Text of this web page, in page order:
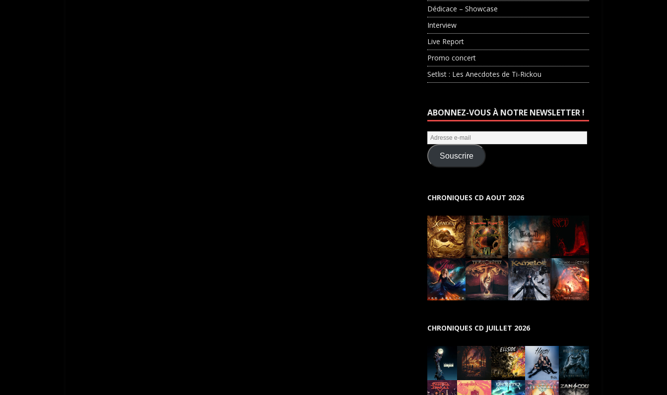
Dédicace – Showcase
Interview
Live Report
Promo concert
Setlist : Les Anecdotes de Ti-Rickou
ABONNEZ-VOUS À NOTRE NEWSLETTER !
Souscrire
CHRONIQUES CD AOUT 2026
CHRONIQUES CD JUILLET 2026